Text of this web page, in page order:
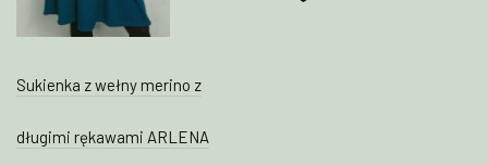
Sukienka z wełny merino z
długimi rękawami ARLENA